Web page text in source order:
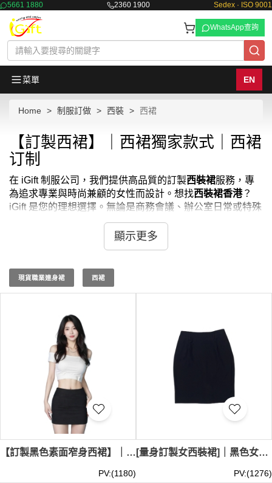
5661 1880 2360 1900 Sedex · ISO 9001
WhatsApp查詢
菜單 EN
Home 制服訂做 西裝 西裙
【訂製西裙】｜西裙獨家款式｜西裙
订制
在 iGift 制服公司，我們提供高品質的訂製西裝裙服務，專
為追求專業與時尚兼顧的女性而設計。想找西裝裙香港？
iGift 是您的理想選擇。無論是商務會議、辦公室日常或特殊
均能為您的職業形象增添光彩。我們的
款式多樣，從傳統的筆直款式到時尚的 A 字裙，
每一款都精心設計，以符合當代女性的品味和需求。我們也
哪裡買？iGift 提供多種選擇！無論您需要適合
式，或是專為女生西裝裙
佳的舒適度和耐用性。我們也提供
的訂製服務。客戶可以根據自己的喜好選擇西裝
裙的顏色、材質、長度及其他細節，我們將提供完全個性化
的訂製服務。選擇 iGift 制服公司的訂製西裝裙，讓我們幫
助您展現專業與時尚的完美融合。立即聯繫我們，開始您的
訂製之旅。西裝裙最少訂購量 -MOQ: 10件起 ； 價格：
HKD50 / 起, 視乎數量而定。貨期約需14-21天
顯示更多
現貨職業連身裙 西裙
【訂製黑色素面窄身西裙】｜大眾銀行｜短裙 未及膝 長度｜TR西裝布｜銀行職員制服｜收腰直筒版型｜貼身剪裁｜銀行業務員｜西裙批發商 US018
PV:(1180)
[量身訂製女西裝裙]｜黑色女西裝裙｜團體制服訂製｜彈力西裝布 TR 80% polyester 18% rayon 2% spandex｜US017
PV:(1276)